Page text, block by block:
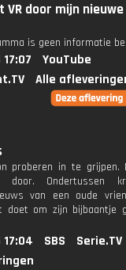
VR door mijn
is geen informatie
YouTube
Alle
proberen in te grijpen.
door. Ondertussen
van een oude
doet om zijn bijbaantje
SBS
Serie.TV